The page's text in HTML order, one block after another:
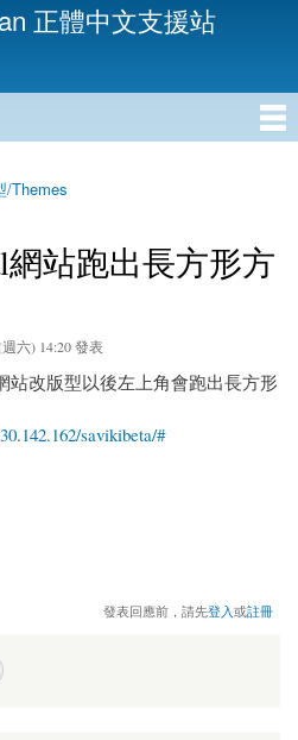
正體中文支援站
/Themes
站跑出長方形方
六) 14:20 發表
站改版型以後左上角會跑出長方形
savikibeta/#
發表回應前，請先登入或註冊